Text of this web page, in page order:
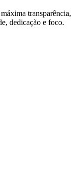
transparência,
dedicação e foco.